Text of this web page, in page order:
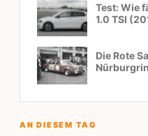
Test: Wie
1.0 TSI
Die Rote
AN DIESEM TAG